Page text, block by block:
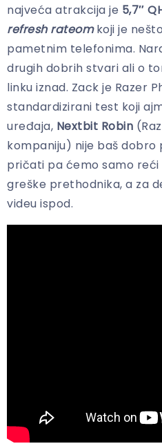
najveća atrakcija je 5,7″
refresh rateomkoji je
pametnim telefonima.
drugih dobrih stvari ali o
linku iznad. Zack je Razer
standardizirani test koji
uređaja, Nextbit Robin
kompaniju) nije baš dobro
pričati pa ćemo samo reći
greške prethodnika, a za
videu ispod.